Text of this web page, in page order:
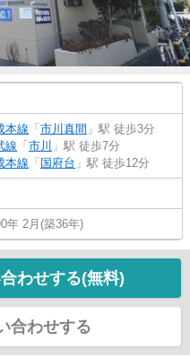
本線 「 市川真間 」駅 徒歩3分
線 「 市川 」駅 徒歩7分
本線 「 国府台 」駅 徒歩12分
年 2月(築36年)
わせする(無料)
合わせする